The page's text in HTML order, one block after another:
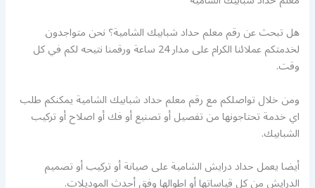
هل تبحث عن رقم معلم حداد شبابيك الشامية؟ نحن متواجدون
لخدمتكم عملائنا الكرام على مدار 24 ساعة ورقمنا نتيحه لكم في كل
وقت.
ومن خلال تواصلكم مع رقم معلم حداد شبابيك الشامية يمكنكم طلب
اي خدمة تحتاجونها من تفصيل أو تصنيع أو فك أو اصلاح أو تركيب
الشبابيك.
أيضا يعمل حداد درايش الشامية على صيانة أو تركيب أو تصميم
الدرايش من كل قياساتها أو اطوالها وفق أحدث الموديلات.